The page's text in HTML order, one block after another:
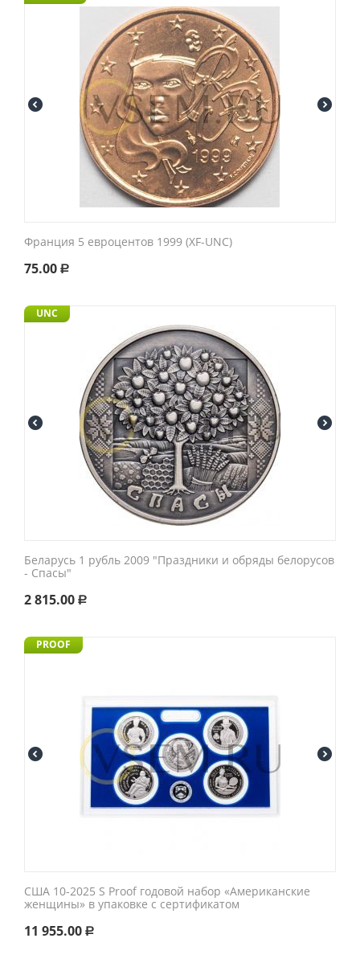
Франция 5 евроцентов 1999 (XF-UNC)
75.00 Р
UNC
Беларусь 1 рубль 2009 "Праздники и обряды белорусов
- Спасы"
2 815.00 Р
PROOF
США 10-2025 S Proof годовой набор «Американские
женщины» в упаковке с сертификатом
11 955.00 Р